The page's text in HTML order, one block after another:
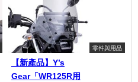
零件與用品
【新產品】Y’s
Gear「WR125R用